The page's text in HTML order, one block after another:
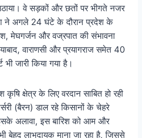
वे सड़कों और छतों पर भीगते नजर
ने अगले 24 घंटे के दौरान प्रदेश के
मेघगर्जन और वज्रपात की संभावना
वाराणसी और प्रयागराज समेत 40
जारी किया गया है।
कृषि क्षेत्र के लिए वरदान साबित हो रही
(बैरन) डाल रहे किसानों के चेहरे
अलावा, इस बारिश को आम और
बेहद लाभदायक माना जा रहा है, जिससे